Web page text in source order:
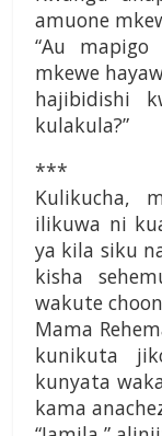
amuone
“Au
mkewe
hajibidishi
kulakula?”
***
Kulikucha,
ilikuwa ni
ya kila siku
kisha
wakute
Mama
kunikuta
kunyata
kama